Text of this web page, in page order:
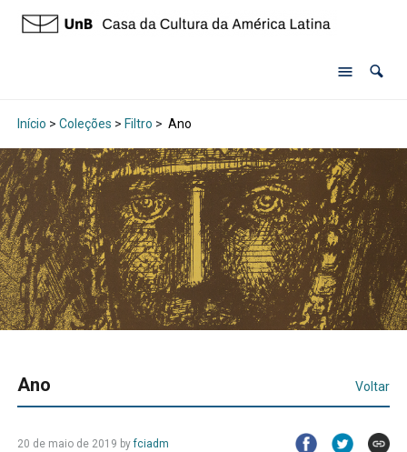
Início > Coleções > Filtro > Ano
Ano Voltar
20 de maio de 2019 byfciadm